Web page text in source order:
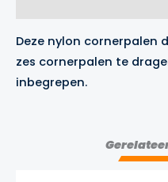
Deze nylon cornerpalen
zes cornerpalen te
inbegrepen.